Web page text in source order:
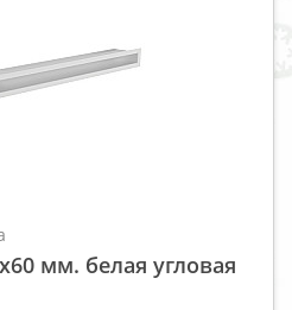
мм. белая угловая